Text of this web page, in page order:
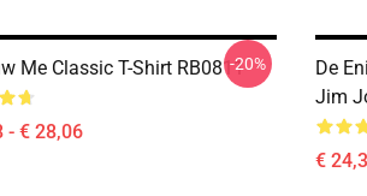
Me Classic T-Shirt RB0811
- € 28,06
-20%
De
Jim
€